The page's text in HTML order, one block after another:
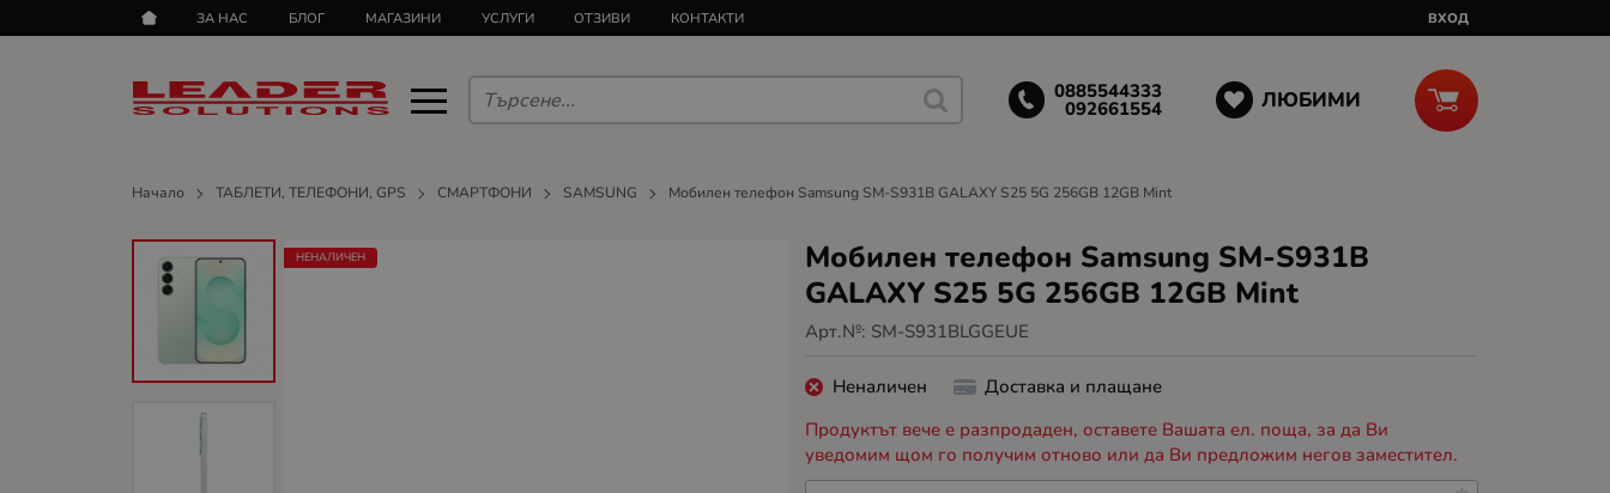
ЗА НАС БЛОГ МАГАЗИНИ УСЛУГИ ОТЗИВИ КОНТАКТИ ВХОД
0885544333
092661554 ЛЮБИМИ
Начало ТАБЛЕТИ, ТЕЛЕФОНИ, GPS СМАРТФОНИ SAMSUNG Мобилен телефон Samsung SM-S931B GALAXY S25 5G 256GB 12GB Mint
Мобилен телефон Samsung SM-S931B
GALAXY S25 5G 256GB 12GB Mint
Арт.№: SM-S931BLGGEUE
НЕНАЛИЧЕН
Неналичен
Доставка и плащане
Продуктът вече е разпродаден, оставете Вашата ел. поща, за да Ви
уведомим щом го получим отново или да Ви предложим негов заместител.